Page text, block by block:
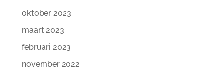
oktober 2023
maart 2023
februari 2023
november 2022